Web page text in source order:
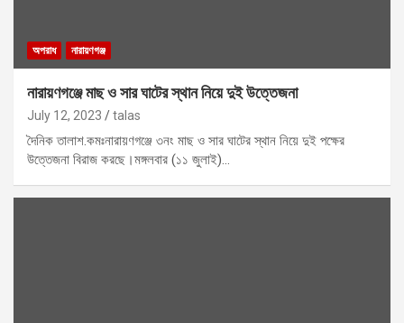
অপরাধ নারায়ণগঞ্জ
নারায়ণগঞ্জে মাছ ও সার ঘাটের স্থান নিয়ে দুই উত্তেজনা
July 12, 2023 talas
দৈনিক তালাশ.কমঃনারায়ণগঞ্জে ৩নং মাছ ও সার ঘাটের স্থান নিয়ে দুই পক্ষের
উত্তেজনা বিরাজ করছে।মঙ্গলবার (১১ জুলাই)…